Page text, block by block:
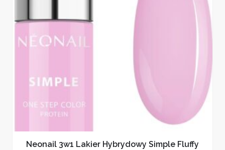
Neonail 3w1 Lakier Hybrydowy Simple Fluffy